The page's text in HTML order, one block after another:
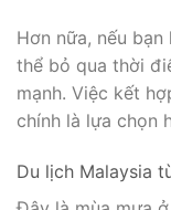
Hơn nữa, nếu
thể bỏ qua thời
mạnh. Việc kết
chính là lựa chọn
Du lịch Malaysia